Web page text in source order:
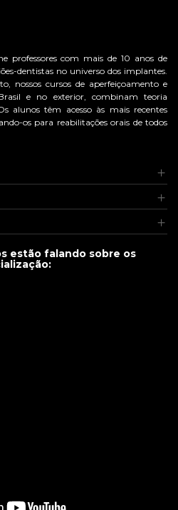
professores com mais de 10 anos de
dentistas no universo dos implantes.
nossos cursos de aperfeiçoamento e
e no exterior, combinam teoria
alunos têm acesso às mais recentes
os para reabilitações orais de todos
estão falando sobre os